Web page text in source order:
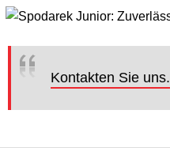
Kontakten Sie uns.